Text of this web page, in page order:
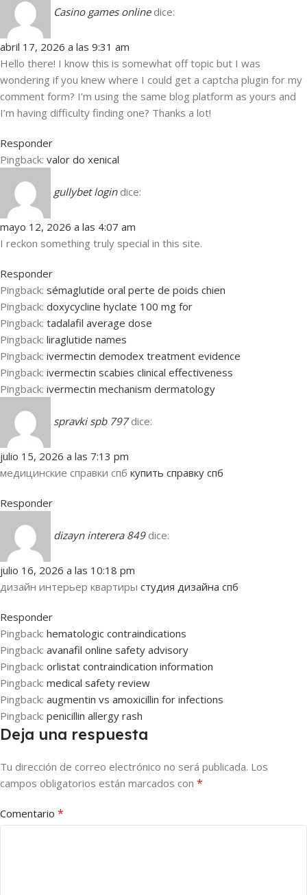
Casino games online dice:
abril 17, 2026 a las 9:31 am
Hello there! I know this is somewhat off topic but I was
wondering if you knew where I could get a captcha plugin for my
comment form? I’m using the same blog platform as yours and
I’m having difficulty finding one? Thanks a lot!
Responder
Pingback: valor do xenical
gullybet login dice:
mayo 12, 2026 a las 4:07 am
I reckon something truly special in this site.
Responder
Pingback: sémaglutide oral perte de poids chien
Pingback: doxycycline hyclate 100 mg for
Pingback: tadalafil average dose
Pingback: liraglutide names
Pingback: ivermectin demodex treatment evidence
Pingback: ivermectin scabies clinical effectiveness
Pingback: ivermectin mechanism dermatology
spravki spb 797 dice:
julio 15, 2026 a las 7:13 pm
медицинские справки спб купить справку спб
Responder
dizayn interera 849 dice:
julio 16, 2026 a las 10:18 pm
дизайн интерьер квартиры студия дизайна спб
Responder
Pingback: hematologic contraindications
Pingback: avanafil online safety advisory
Pingback: orlistat contraindication information
Pingback: medical safety review
Pingback: augmentin vs amoxicillin for infections
Pingback: penicillin allergy rash
Deja una respuesta
Tu dirección de correo electrónico no será publicada. Los
campos obligatorios están marcados con *
Comentario *